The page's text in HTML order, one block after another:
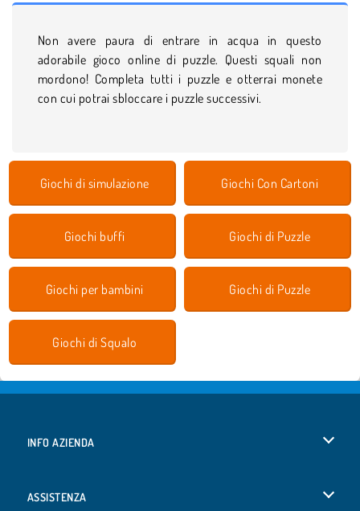
Non avere paura di entrare in acqua in questo
adorabile gioco online di puzzle. Questi squali non
mordono! Completa tutti i puzzle e otterrai monete
con cui potrai sbloccare i puzzle successivi.
Giochi di simulazione Giochi Con Cartoni
Giochi buffi Giochi di Puzzle
Giochi per bambini Giochi di Puzzle
Giochi di Squalo
INFO AZIENDA
ASSISTENZA